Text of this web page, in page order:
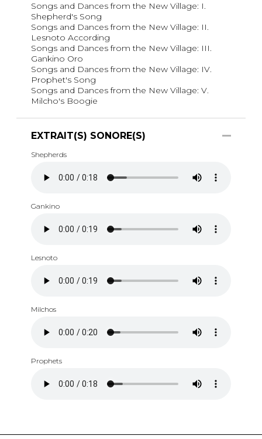
Songs and Dances from the New Village: I.
Shepherd's Song
Songs and Dances from the New Village: II.
Lesnoto According
Songs and Dances from the New Village: III.
Gankino Oro
Songs and Dances from the New Village: IV.
Prophet's Song
Songs and Dances from the New Village: V.
Milcho's Boogie
EXTRAIT(S) SONORE(S)
Shepherds
Gankino
Lesnoto
Milchos
Prophets